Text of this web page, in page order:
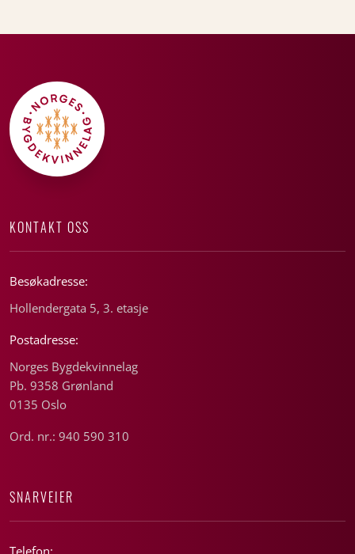
KONTAKT OSS
Besøkadresse:
Hollendergata 5, 3. etasje
Postadresse:
Norges Bygdekvinnelag
Pb. 9358 Grønland
0135 Oslo
Ord. nr.: 940 590 310
SNARVEIER
Telefon: